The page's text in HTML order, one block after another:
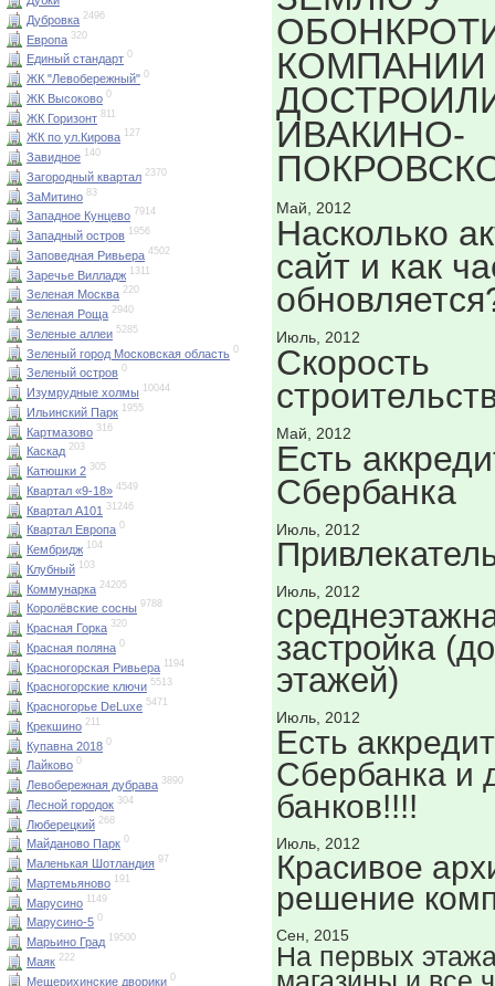
Дубровка 2496
Европа 320
Единый стандарт 0
ЖК "Левобережный" 0
ЖК Высоково 0
ЖК Горизонт 811
ЖК по ул.Кирова 127
Завидное 140
Загородный квартал 2370
ЗаМитино 83
Западное Кунцево 7914
Западный остров 1956
Заповедная Ривьера 4502
Заречье Вилладж 1311
Зеленая Москва 220
Зеленая Роща 2940
Зеленые аллеи 5285
Зеленый город Московская область 0
Зеленый остров 0
Изумрудные холмы 10044
Ильинский Парк 1955
Картмазово 316
Каскад 203
Катюшки 2 305
Квартал «9-18» 4549
Квартал А101 31246
Квартал Европа 0
Кембридж 104
Клубный 103
Коммунарка 24205
Королёвские сосны 9788
Красная Горка 320
Красная поляна 0
Красногорская Ривьера 1194
Красногорские ключи 5513
Красногорье DeLuxe 5471
Крекшино 211
Купавна 2018 0
Лайково 0
Левобережная дубрава 3890
Лесной городок 304
Люберецкий 268
Майданово Парк 0
Маленькая Шотландия 97
Мартемьяново 191
Марусино 1149
Марусино-5 0
Марьино Град 19500
Маяк 222
Мещерихинские дворики 0
КОМПАНИИ
ИВАКИНО-
Май, 2012
Насколько
сайт и как
Июль, 2012
Скорость
Май, 2012
Есть
Сбербанка
Июль, 2012
Июль, 2012
застройка
этажей)
Июль, 2012
Есть
Сбербанка и
банков!!!!
Июль, 2012
Красивое
решение
Сен, 2015
На первых